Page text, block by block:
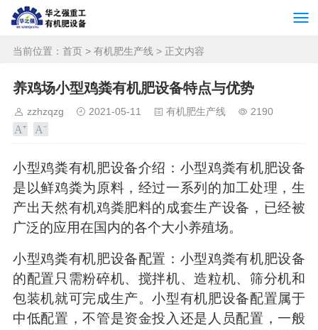
当前位置： 首页 > 有机肥生产线 > 正文内容
养鸡场小型鸡粪有机肥设备特点与优势
zzhzqzg 2021-05-11 有机肥生产线 2190
小型鸡粪有机肥设备介绍：小型鸡粪有机肥设备
是以鲜鸡粪为原料，经过一系列的加工处理，生
产出天然有机鸡粪肥料的成套生产设备，已经被
广泛的应用在国内的各个大小养殖场。
小型鸡粪有机肥设备配置：小型鸡粪有机肥设备
的配置只需粉碎机、搅拌机、造粒机、筛分机和
包装机就可完成生产。小型有机肥设备配置属于
中低配置，不管是资金投入还是人员配置，一般